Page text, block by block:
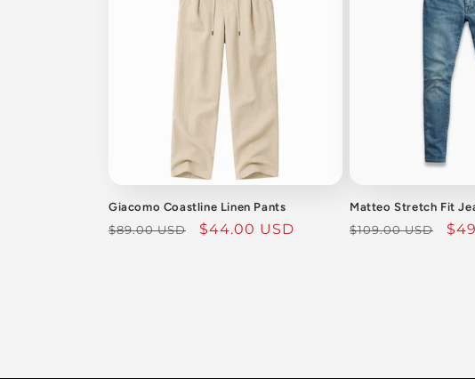
Giacomo Coastline Linen Pants
السعر
$89.00 USD
سعر
$44.00 USD
Matteo Stretch Fit
السعر
$109.00 USD
سعر